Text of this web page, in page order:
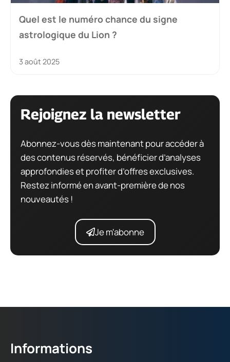
Quel est le numéro chance du signe
astrologique du Lion ?
3 août 2025
Rejoignez la newsletter
Abonnez-vous dès maintenant pour accéder à
des contenus réservés, bénéficier d’analyses
approfondies et profiter d’offres exclusives.
Restez informé en avant-première de nos
nouveautés !
Je m'abonne
Informations